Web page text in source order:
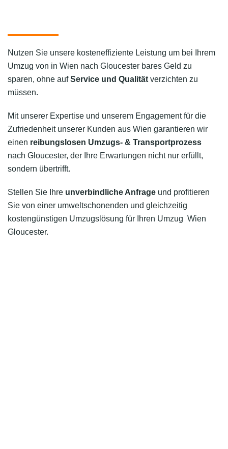
Nutzen Sie unsere kosteneffiziente Leistung um bei Ihrem
Umzug von in Wien nach Gloucester bares Geld zu
sparen, ohne aufService und Qualität verzichten zu
müssen.
Mit unserer Expertise und unserem Engagement für die
Zufriedenheit unserer Kunden aus Wien garantieren wir
einen reibungslosen Umzugs- & Transportprozess
nach Gloucester, der Ihre Erwartungen nicht nur erfüllt,
sondern übertrifft.
Stellen Sie Ihre unverbindliche Anfrage und profitieren
Sie von einer umweltschonenden und gleichzeitig
kostengünstigen Umzugslösung für Ihren Umzug Wien
Gloucester.